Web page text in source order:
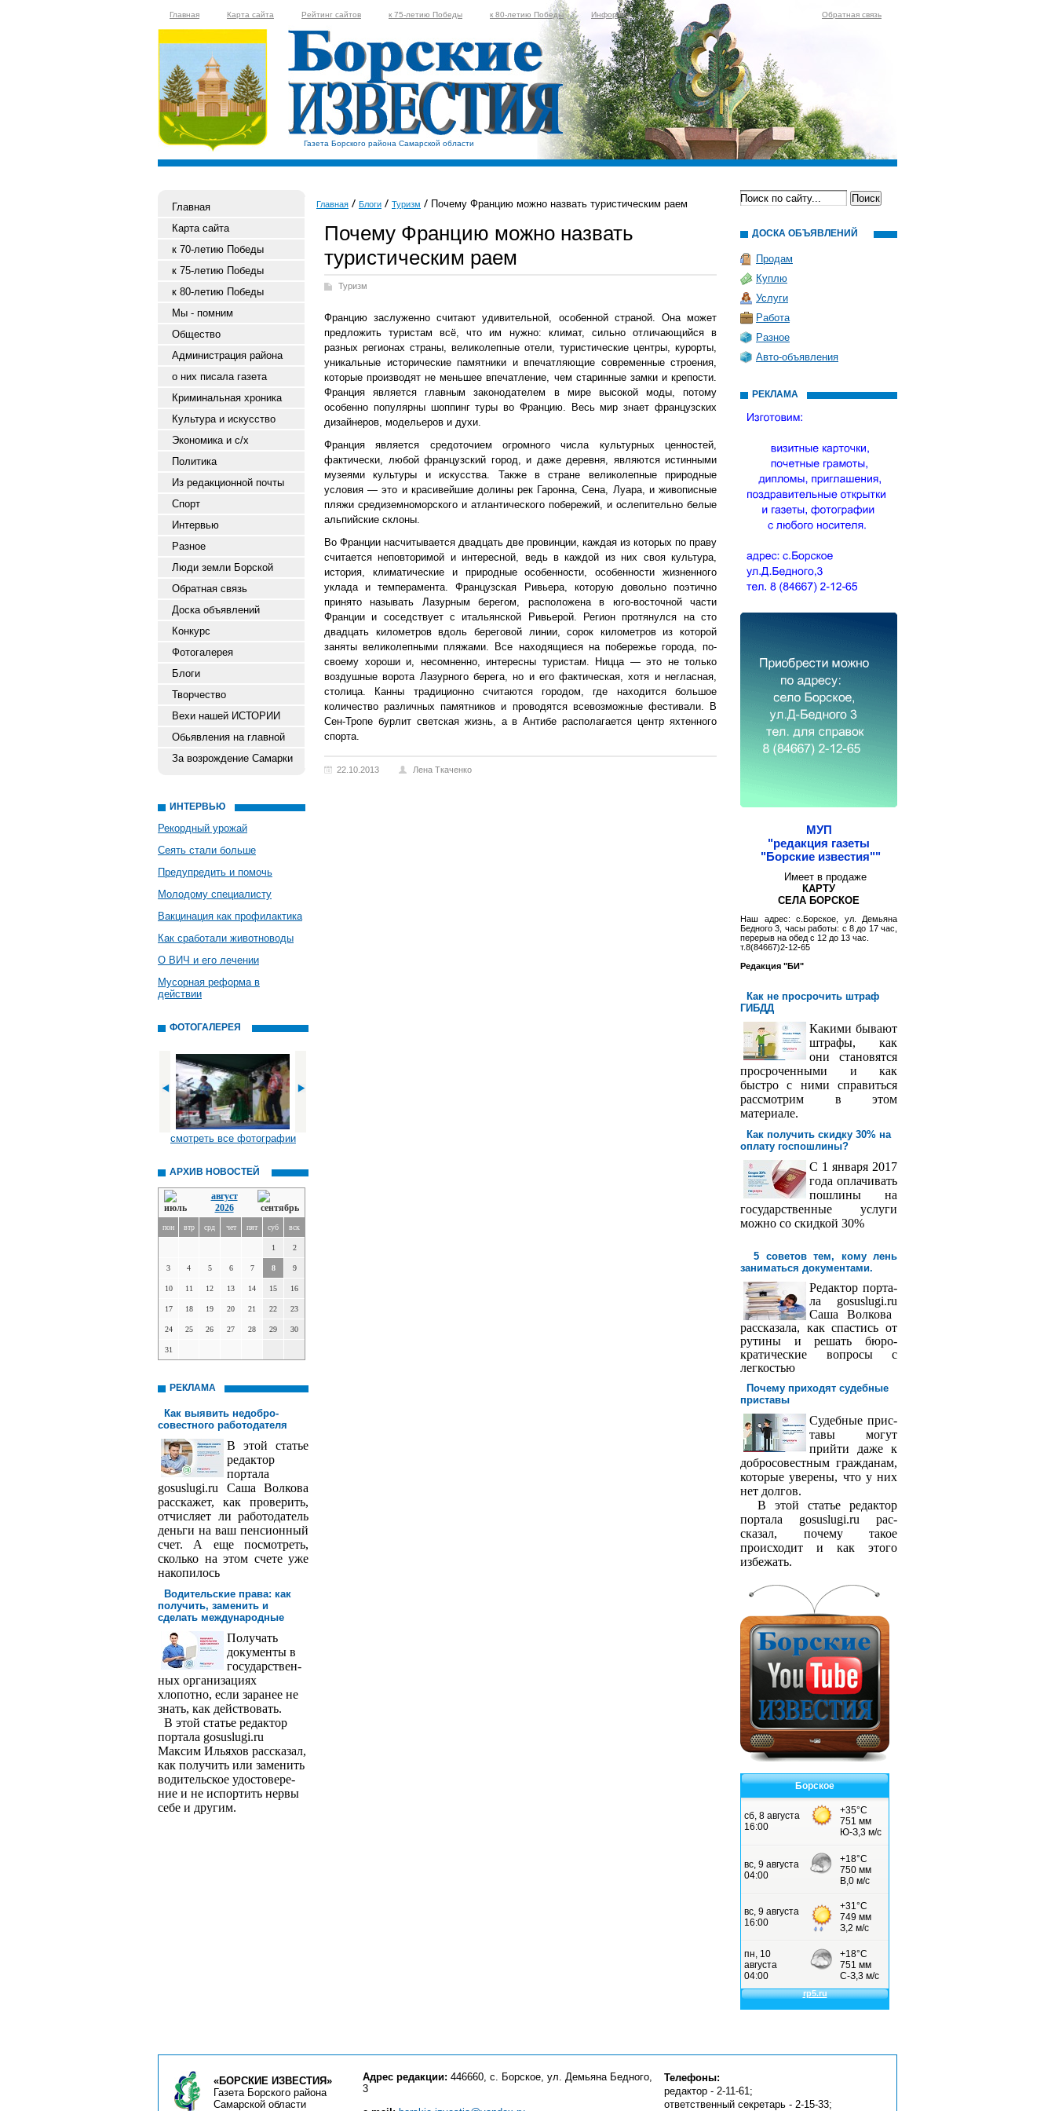
Главная Карта сайта Рейтинг сайтов к 75-летию Победы к 80-летию Победы Информер Обратная связь
Газета Борского района Самарской области
Главная
Карта сайта
к 70-летию Победы
к 75-летию Победы
к 80-летию Победы
Мы - помним
Общество
Администрация района
о них писала газета
Криминальная хроника
Культура и искусство
Экономика и с/х
Политика
Из редакционной почты
Спорт
Интервью
Разное
Люди земли Борской
Обратная связь
Доска объявлений
Конкурс
Фотогалерея
Блоги
Творчество
Вехи нашей ИСТОРИИ
Обьявления на главной
За возрождение Самарки
ИНТЕРВЬЮ
Рекордный урожай
Сеять стали больше
Предупредить и помочь
Молодому специалисту
Вакцинация как профилактика
Как сработали животноводы
О ВИЧ и его лечении
Мусорная реформа в
действии
ФОТОГАЛЕРЕЯ
смотреть все фотографии
АРХИВ НОВОСТЕЙ
август
2026
пон втр срд чет пят суб вск
1 2
3 4 5 6 7 8 9
10 11 12 13 14 15 16
17 18 19 20 21 22 23
24 25 26 27 28 29 30
31
РЕКЛАМА
Как выявить недобро­
совестного работодателя
В этой статье
редактор
порта­ла
gosuslugi.ru Саша Волкова
расскажет, как проверить,
отчисляет ли работодатель
деньги на ваш пенсионный
счет. А еще посмотреть,
сколько на этом счете уже
накопилось
Водительские права: как
получить, заменить и
сделать международ­ные
Получать
доку­менты в
государствен­
ных организациях
хлопотно, если заранее не
знать, как действовать.
В этой статье редактор
портала gosuslugi.ru
Максим Ильяхов рассказал,
как получить или заменить
водительское удостовере­
ние и не испортить нервы
себе и другим.
Главная Блоги Туризм Почему Францию можно назвать туристическим раем
Почему Францию можно назвать
туристическим раем
Туризм
Францию заслуженно считают удивительной, особенной страной. Она может
предложить туристам всё, что им нужно: климат, сильно отличающийся в
разных регионах страны, великолепные отели, туристические центры, курорты,
уникальные исторические памятники и впечатляющие современные строения,
которые производят не меньшее впечатление, чем старинные замки и крепости.
Франция является главным законодателем в мире высокой моды, потому
особенно популярны шоппинг туры во Францию. Весь мир знает французских
дизайнеров, модельеров и духи.
Франция является средоточием огромного числа культурных ценностей,
фактически, любой французский город, и даже деревня, являются истинными
музеями культуры и искусства. Также в стране великолепные природные
условия — это и красивейшие долины рек Гаронна, Сена, Луара, и живописные
пляжи средиземноморского и атлантического побережий, и ослепительно белые
альпийские склоны.
Во Франции насчитывается двадцать две провинции, каждая из которых по праву
считается неповторимой и интересной, ведь в каждой из них своя культура,
история, климатические и природные особенности, особенности жизненного
уклада и темперамента. Французская Ривьера, которую довольно поэтично
принято называть Лазурным берегом, расположена в юго-восточной части
Франции и соседствует с итальянской Ривьерой. Регион протянулся на сто
двадцать километров вдоль береговой линии, сорок километров из которой
заняты великолепными пляжами. Все находящиеся на побережье города, по-
своему хороши и, несомненно, интересны туристам. Ницца — это не только
воздушные ворота Лазурного берега, но и его фактическая, хотя и негласная,
столица. Канны традиционно считаются городом, где находится большое
количество различных памятников и проводятся всевозможные фестивали. В
Сен-Тропе бурлит светская жизнь, а в Антибе располагается центр яхтенного
спорта.
22.10.2013 Лена Ткаченко
ДОСКА ОБЪЯВЛЕНИЙ
Продам
Куплю
Услуги
Работа
Разное
Авто-объявления
РЕКЛАМА
МУП
"редакция газеты
"Борские известия""
Имеет в продаже
КАРТУ
СЕЛА БОРСКОЕ
Наш адрес: с.Борское, ул. Демьяна
Бедного 3, часы работы: с 8 до 17 час,
перерыв на обед с 12 до 13 час.
т.8(84667)2-12-65
Редакция "БИ"
Как не просрочить штраф
ГИБДД
Какими бывают
штрафы, как
они становятся
просроченными и как
быстро с ними справиться
рассмотрим в этом
материале.
Как получить скидку 30% на
оплату госпош­лины?
С 1 января 2017
года оплачивать
пошлины на
государственные услуги
можно со скидкой 30%
5 советов тем, кому лень
заниматься документами.
Редактор порта­
ла gosuslugi.ru
Саша Волкова
рассказала, как спастись от
рутины и решать бюро­
кратические вопросы с
легкостью
Почему приходят судебные
приставы
Судебные прис­
тавы могут
прийти даже к
добросовестным гражданам,
которые уверены, что у них
нет долгов.
В этой статье редактор
портала gosuslugi.ru рас­
сказал, почему такое
происходит и как этого
избежать.
Борское
«БОРСКИЕ ИЗВЕСТИЯ»
Газета Борского района
Самарской области
Адрес редакции: 446660, с. Борское, ул. Демьяна Бедного,
3
Телефоны:
редактор - 2-11-61;
ответственный секретарь - 2-15-33;